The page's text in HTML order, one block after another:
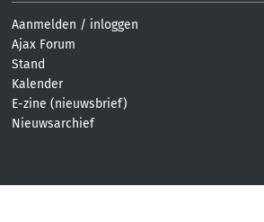
Aanmelden / inloggen
Ajax Forum
Stand
Kalender
E-zine (nieuwsbrief)
Nieuwsarchief